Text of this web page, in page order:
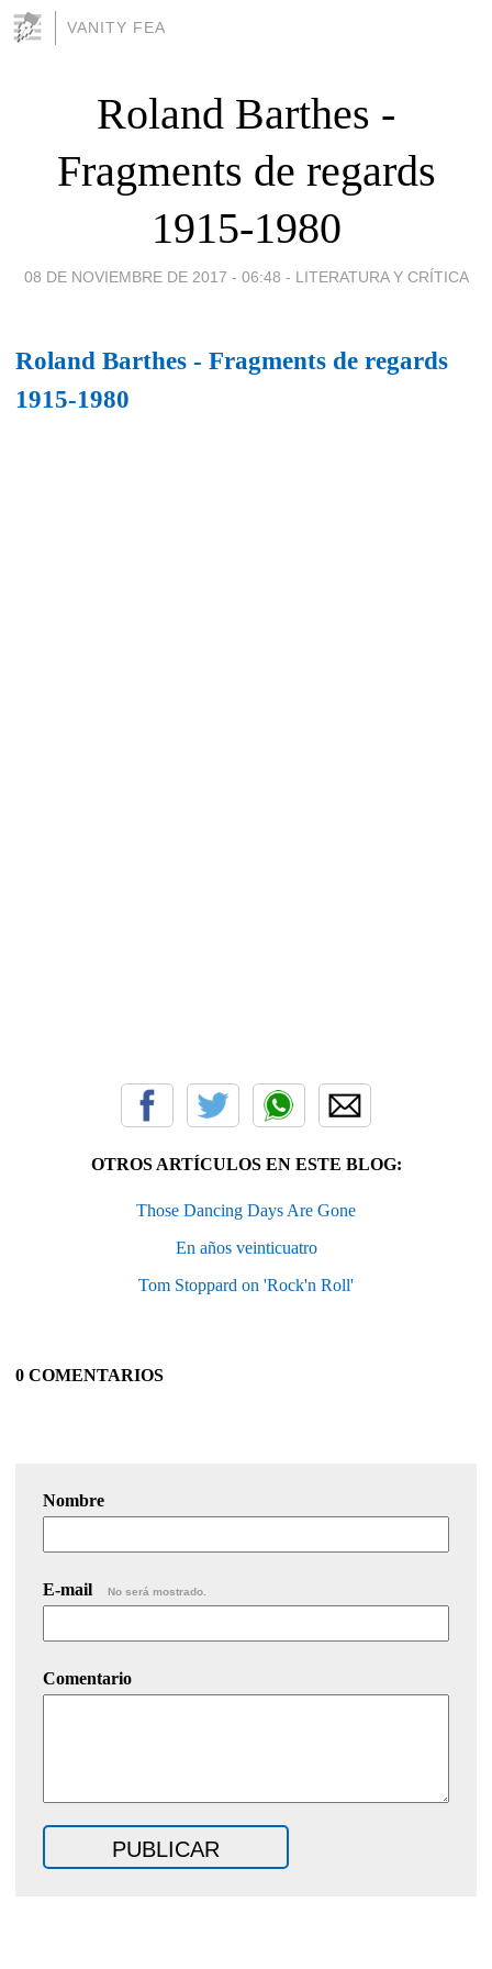
VANITY FEA
Roland Barthes -
Fragments de regards
1915-1980
08 DE NOVIEMBRE DE 2017 - 06:48 - LITERATURA Y CRÍTICA
Roland Barthes - Fragments de regards
1915-1980
OTROS ARTÍCULOS EN ESTE BLOG:
Those Dancing Days Are Gone
En años veinticuatro
Tom Stoppard on 'Rock'n Roll'
0 COMENTARIOS
Nombre
E-mail No será mostrado.
Comentario